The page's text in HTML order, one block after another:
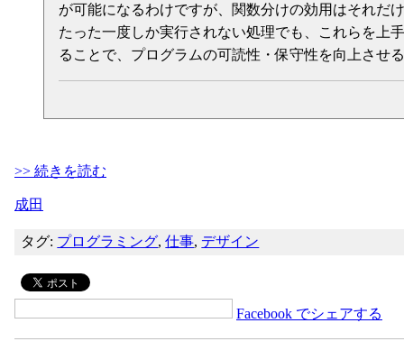
が可能になるわけですが、関数分けの効用はそれだ
たった一度しか実行されない処理でも、これらを上
ることで、プログラムの可読性・保守性を向上させ
>> 続きを読む
成田
タグ: プログラミング,仕事, デザイン
Facebook でシェアする